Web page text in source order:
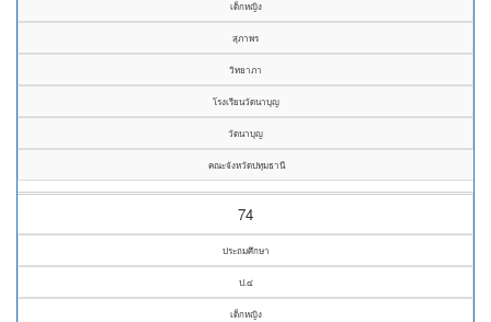
เด็กหญิง
สุภาพร
วิทยาภา
โรงเรียนวัดนาบุญ
วัดนาบุญ
คณะจังหวัดปทุมธานี
74
ประถมศึกษา
ป.๔
เด็กหญิง